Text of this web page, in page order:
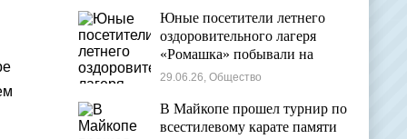
Юные посетители летнего
оздоровительного лагеря
«Ромашка» побывали на
экскурсии в Дондуковском
29.06.26, Общество
В Майкопе прошел турнир по
всестилевому карате памяти